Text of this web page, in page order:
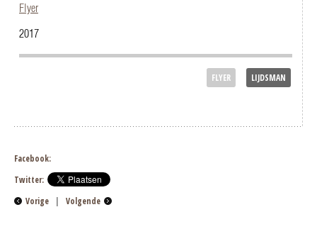
Flyer
2017
FLYER LIJDSMAN
Facebook:
Twitter:
Vorige
| Volgende